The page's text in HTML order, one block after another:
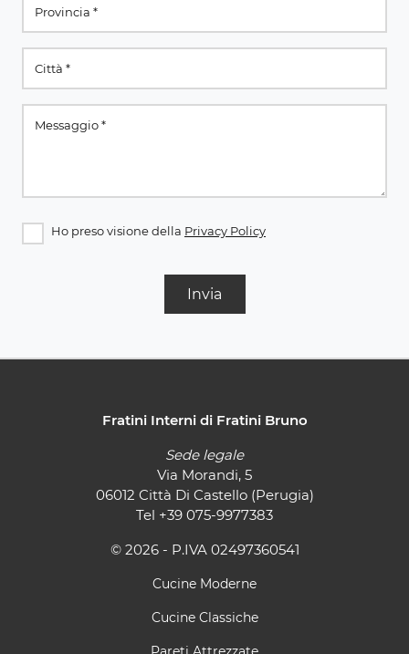
Ho preso visione della Privacy Policy
Invia
Fratini Interni di Fratini Bruno
Sede legale
Via Morandi, 5
06012 Città Di Castello (Perugia)
Tel +39 075-9977383
© 2026 - P.IVA 02497360541
Cucine Moderne
Cucine Classiche